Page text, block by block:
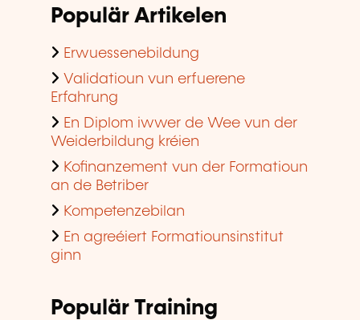
Populär Artikelen
Erwuessenebildung
Validatioun vun erfuerene
Erfahrung
En Diplom iwwer de Wee vun der
Weiderbildung kréien
Kofinanzement vun der Formatioun
an de Betriber
Kompetenzebilan
En agreéiert Formatiounsinstitut
ginn
Populär Training